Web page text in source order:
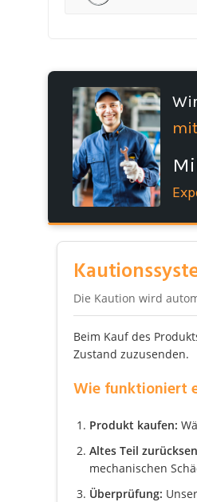
Die Kaution wird
Beim Kauf des
Zustand zuzusenden.
Wie funktioniert
Produkt kaufen:
Altes Teil
mechanischen
Überprüfung: